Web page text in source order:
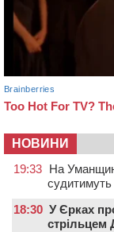
НОВИНИ
19:33 На
18:30 У Єрках